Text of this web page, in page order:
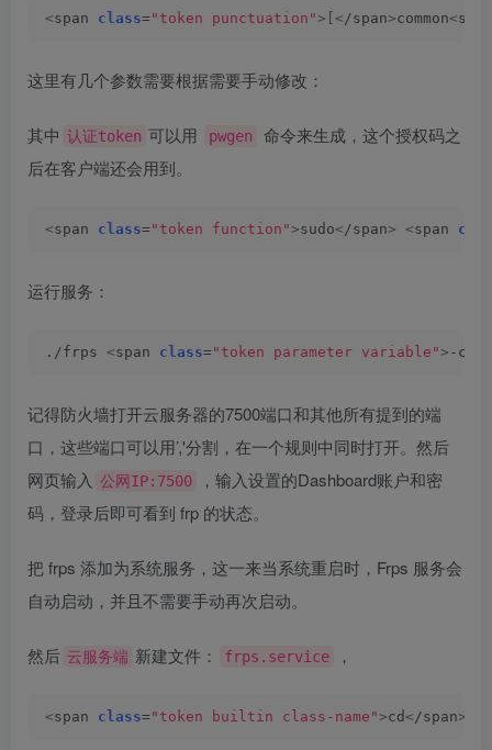
<span class= "token punctuation">[< /span>common<
这里有几个参数需要根据需要手动修改：
其中 认证token 可以用 pwgen
命令来生成，这个授权码之
后在客户端还会用到。
<span class= "token function">sudo< /span> <span
运行服务：
./frps <span class= "token parameter variable"> -c
记得防火墙打开云服务器的7500端口和其他所有提到的端
口，这些端口可以用’,'分割，在一个规则中同时打开。然后
网页输入 公网IP:7500
，输入设置的Dashboard账户和密
码，登录后即可看到 frp 的状态。
把 frps 添加为系统服务，这一来当系统重启时，Frps 服务会
自动启动，并且不需要手动再次启动。
然后 云服务端 新建文件： frps.service ，
<span class= "token builtin class-name">cd < /span>